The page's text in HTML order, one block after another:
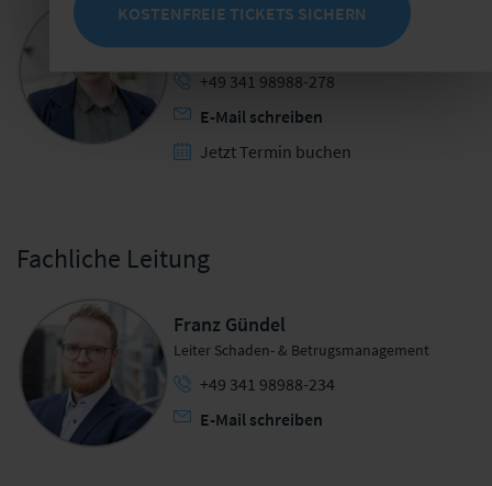
Lisa Rühle
Veranstaltungsmanagerin User Groups
+49 341 98988-278
E-Mail schreiben
Jetzt Termin buchen
Fachliche Leitung
Franz Gündel
Leiter Schaden- & Betrugsmanagement
+49 341 98988-234
E-Mail schreiben
KOSTENFREIE TICKETS SICHERN